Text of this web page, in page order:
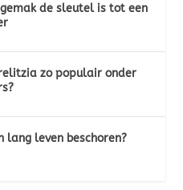
de sleutel is tot een
zo populair onder
lang leven beschoren?